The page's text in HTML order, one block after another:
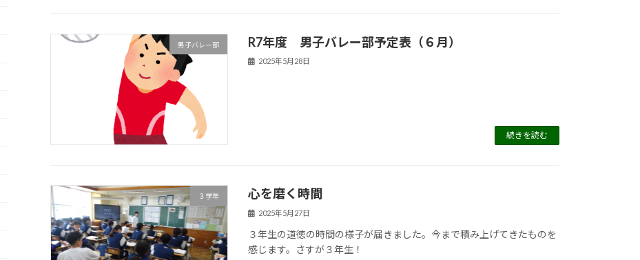
男子バレー部 R7年度 男子バレー部予定表（６月）
2025年5月28日
続きを読む
３学年 心を磨く時間
2025年5月27日
３年生の道徳の時間の様子が届きました。今まで積み上げてきたものを
感じます。さすが３年生！